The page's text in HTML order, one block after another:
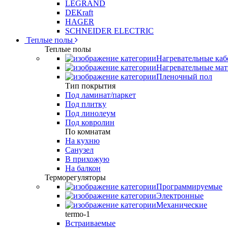
LEGRAND
DEKraft
HAGER
SCHNEIDER ELECTRIC
Теплые полы
Теплые полы
Нагревательные
Нагревательные
Пленочный пол
Тип покрытия
Под ламинат/паркет
Под плитку
Под линолеум
Под ковролин
По комнатам
На кухню
Санузел
В прихожую
На балкон
Терморегуляторы
Программируемые
Электронные
Механические
termo-1
Встраиваемые